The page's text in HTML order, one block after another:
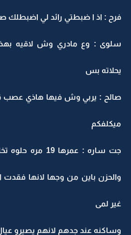
فرح : اذ ا ضبطتي رائد لي اضبطلك
سلوى : وع مادري وش لاقيه
يحلاته بس
صالح : يربي وش فيها هاذي عصب
ميكلفكم
جت ساره : عمرها
والحزن باين من وجها لانها فقدت
غير لمى
وساكنه عند جدهم لانهم يصيرو